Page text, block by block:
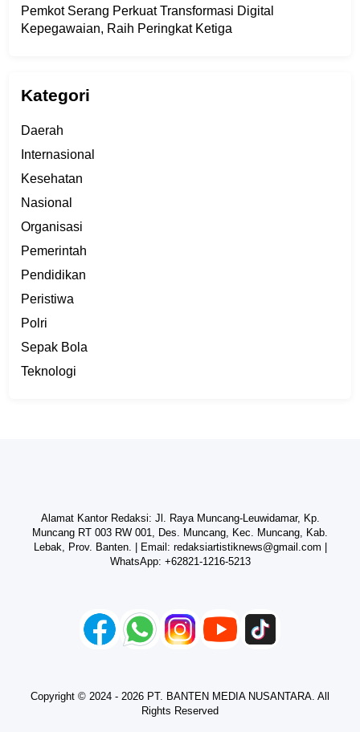
Pemkot Serang Perkuat Transformasi Digital
Kepegawaian, Raih Peringkat Ketiga
Kategori
Daerah
Internasional
Kesehatan
Nasional
Organisasi
Pemerintah
Pendidikan
Peristiwa
Polri
Sepak Bola
Teknologi
Alamat Kantor Redaksi: Jl. Raya Muncang-Leuwidamar, Kp.
Muncang RT 003 RW 001, Des. Muncang, Kec. Muncang, Kab.
Lebak, Prov. Banten. | Email: redaksiartistiknews@gmail.com
WhatsApp: +62821-1216-5213
Copyright © 2024 - 2026 PT. BANTEN MEDIA NUSANTARA. All
Rights Reserved